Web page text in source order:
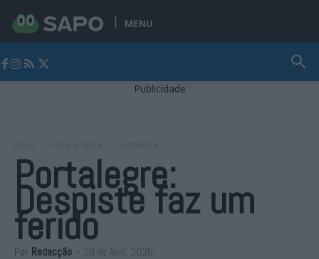
MENU
Publicidade
Portalegre:
Despiste faz um
ferido
Por Redacção - 29 de Abril, 2026